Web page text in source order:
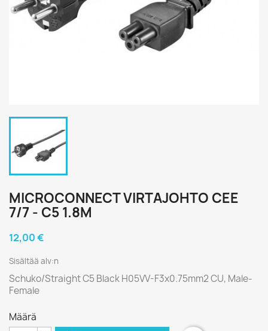
MICROCONNECT VIRTAJOHTO CEE
7/7 - C5 1.8M
12,00 €
Sisältää alv:n
Schuko/Straight C5 Black H05VV-F3x0.75mm2 CU, Male-
Female
Määrä